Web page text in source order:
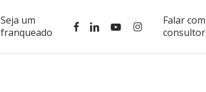
Seja um
franqueado
Falar com
consultor
facebooklinkedinyoutubeinstagram